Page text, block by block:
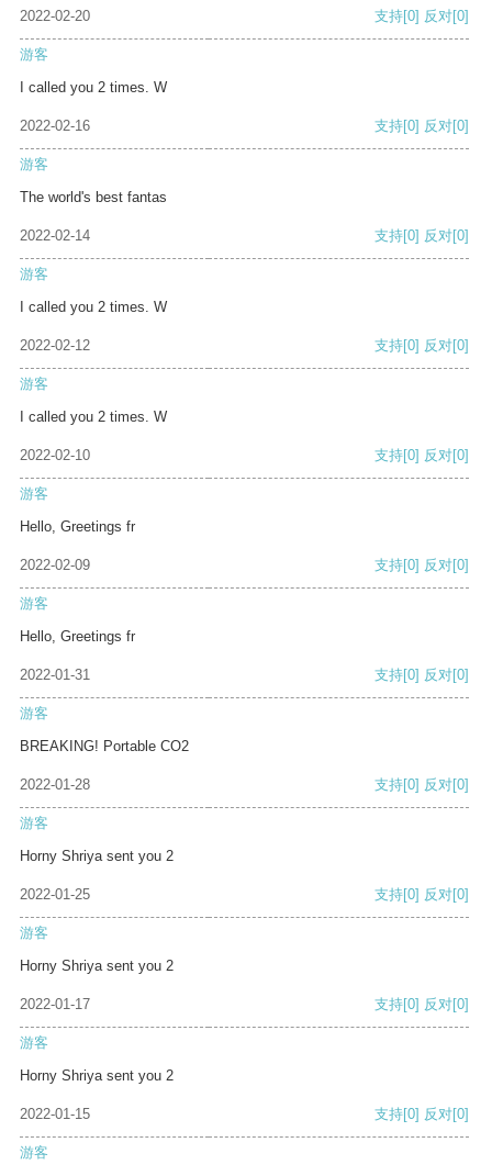
2022-02-20 支持[0] 反对[0]
游客
I called you 2 times. W
2022-02-16 支持[0] 反对[0]
游客
The world's best fantas
2022-02-14 支持[0] 反对[0]
游客
I called you 2 times. W
2022-02-12 支持[0] 反对[0]
游客
I called you 2 times. W
2022-02-10 支持[0] 反对[0]
游客
Hello, Greetings fr
2022-02-09 支持[0] 反对[0]
游客
Hello, Greetings fr
2022-01-31 支持[0] 反对[0]
游客
BREAKING! Portable CO2
2022-01-28 支持[0] 反对[0]
游客
Horny Shriya sent you 2
2022-01-25 支持[0] 反对[0]
游客
Horny Shriya sent you 2
2022-01-17 支持[0] 反对[0]
游客
Horny Shriya sent you 2
2022-01-15 支持[0] 反对[0]
游客